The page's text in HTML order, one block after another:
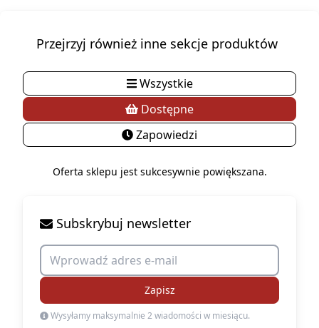
Przejrzyj również inne sekcje produktów
Wszystkie
Dostępne
Zapowiedzi
Oferta sklepu jest sukcesywnie powiększana.
Subskrybuj newsletter
Zapisz
Wysyłamy maksymalnie 2 wiadomości w miesiącu.